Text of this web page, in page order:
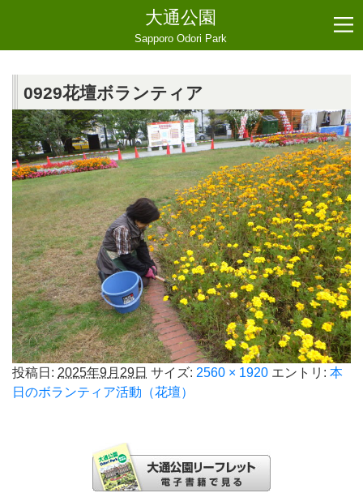
大通公園
Sapporo Odori Park
0929花壇ボランティア
投稿日: 2025年9月29日 サイズ: 2560 × 1920 エントリ: 本
日のボランティア活動（花壇）